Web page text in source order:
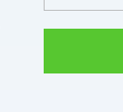
- Bapak Aries BPSDM